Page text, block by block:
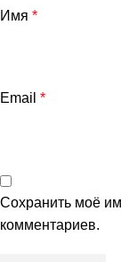
Имя *
Email *
Сохранить моё
комментариев.